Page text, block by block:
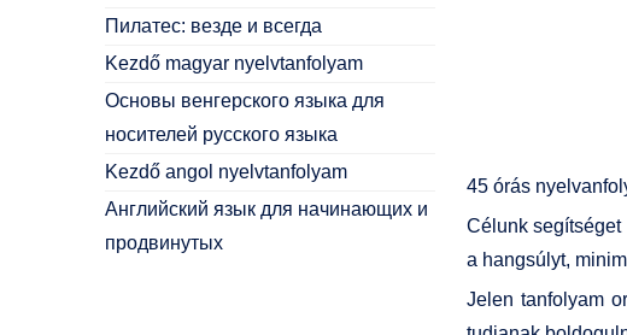
45 órás
Célunk
a hangsúlyt,
Jelen tanfolyam
Пилатес: везде и всегда
Kezdő magyar nyelvtanfolyam
Основы венгерского языка для
носителей русского языка
Kezdő angol nyelvtanfolyam
Английский язык для начинающих и
продвинутых